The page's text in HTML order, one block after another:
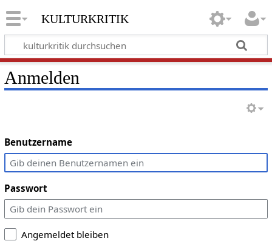
kulturkritik
Anmelden
Benutzername
Passwort
Angemeldet bleiben